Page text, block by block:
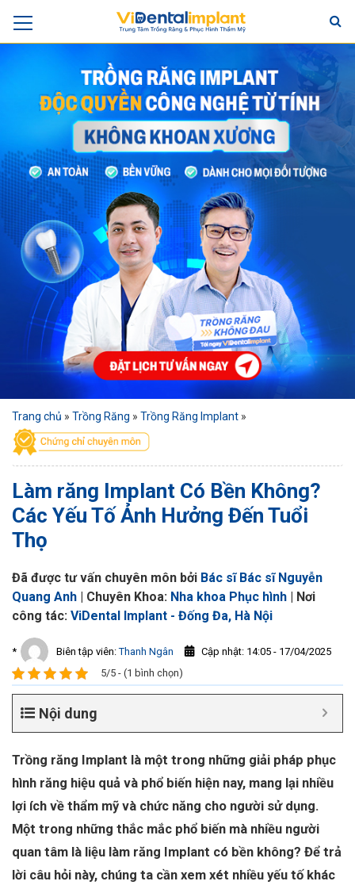
Trang chủ » Trồng Răng » Trồng Răng Implant »
Làm răng Implant Có Bền Không?
Các Yếu Tố Ảnh Hưởng Đến Tuổi
Thọ
Đã được tư vấn chuyên môn bởi Bác sĩ Bác sĩ Nguyễn
Quang Anh | Chuyên Khoa: Nha khoa Phục hình | Nơi
công tác: ViDental Implant - Đống Đa, Hà Nội
* Biên tập viên:Thanh Ngân
Cập nhật: 14:05 - 17/04/2025
5/5 - (1 bình chọn)
Nội dung
Trồng răng Implant là một trong những giải pháp phục
hình răng hiệu quả và phổ biến hiện nay, mang lại nhiều
lợi ích về thẩm mỹ và chức năng cho người sử dụng.
Một trong những thắc mắc phổ biến mà nhiều người
quan tâm là liệu làm răng Implant có bền không? Để trả
lời câu hỏi này, chúng ta cần xem xét nhiều yếu tố khác